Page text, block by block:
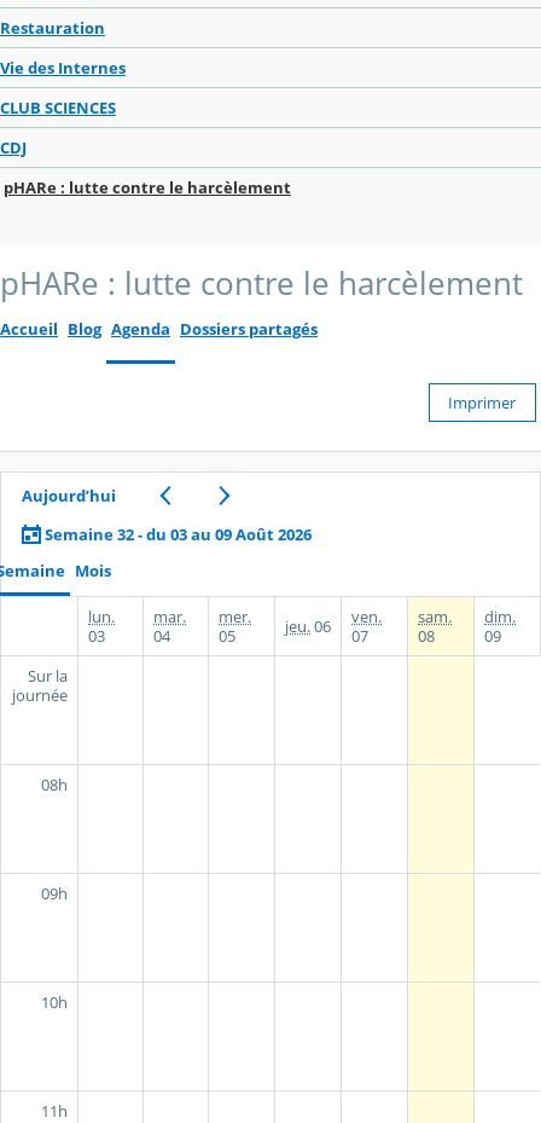
Restauration
Vie des Internes
CLUB SCIENCES
CDJ
pHARe : lutte contre le harcèlement
pHARe : lutte contre le harcèlement
Accueil Blog Agenda Dossiers partagés
Imprimer
Aujourd’hui
Semaine 32 - du 03 au 09 Août 2026
Mois
lun.
03
mar.
04
mer.
05
jeu.06
ven.
07
sam.
08
dim.
09
Sur la
journée
08h
09h
10h
11h